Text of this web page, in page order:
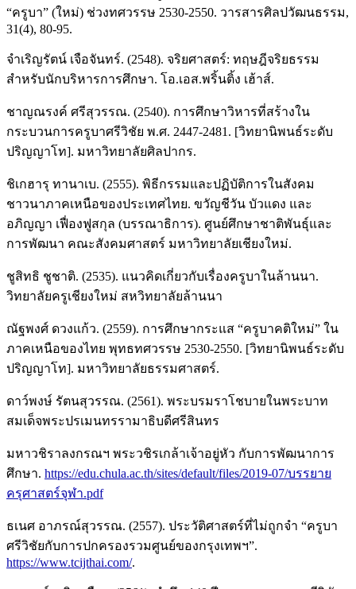
“ครูบา” (ใหม่) ช่วงทศวรรษ 2530-2550. วารสารศิลปวัฒนธรรม,
31(4), 80-95.
จำเริญรัตน์ เจือจันทร์. (2548). จริยศาสตร์: ทฤษฎีจริยธรรม
สำหรับนักบริหารการศึกษา. โอ.เอส.พริ้นติ้ง เฮ้าส์.
ชาญณรงค์ ศรีสุวรรณ. (2540). การศึกษาวิหารที่สร้างใน
กระบวนการครูบาศรีวิชัย พ.ศ. 2447-2481. [วิทยานิพนธ์ระดับ
ปริญญาโท]. มหาวิทยาลัยศิลปากร.
ชิเกฮารุ ทานาเบ. (2555). พิธีกรรมและปฏิบัติการในสังคม
ชาวนาภาคเหนือของประเทศไทย. ขวัญชีวัน บัวแดง และ
อภิญญา เฟื่องฟูสกุล (บรรณาธิการ). ศูนย์ศึกษาชาติพันธุ์และ
การพัฒนา คณะสังคมศาสตร์ มหาวิทยาลัยเชียงใหม่.
ชูสิทธิ ชูชาติ. (2535). แนวคิดเกี่ยวกับเรื่องครูบาในล้านนา.
วิทยาลัยครูเชียงใหม่ สหวิทยาลัยล้านนา
ณัฐพงศ์ ดวงแก้ว. (2559). การศึกษากระแส “ครูบาคติใหม่” ใน
ภาคเหนือของไทย พุทธทศวรรษ 2530-2550. [วิทยานิพนธ์ระดับ
ปริญญาโท]. มหาวิทยาลัยธรรมศาสตร์.
ดาว์พงษ์ รัตนสุวรรณ. (2561). พระบรมราโชบายในพระบาท
สมเด็จพระปรเมนทรรามาธิบดีศรีสินทร
มหาวชิราลงกรณฯ พระวชิรเกล้าเจ้าอยู่หัว กับการพัฒนาการ
ศึกษา. https://edu.chula.ac.th/sites/default/files/2019-07/บรรยาย
ครุศาสตร์จุฬา.pdf
ธเนศ อาภรณ์สุวรรณ. (2557). ประวัติศาสตร์ที่ไม่ถูกจำ “ครูบา
ศรีวิชัยกับการปกครองรวมศูนย์ของกรุงเทพฯ”.
https://www.tcijthai.com/.